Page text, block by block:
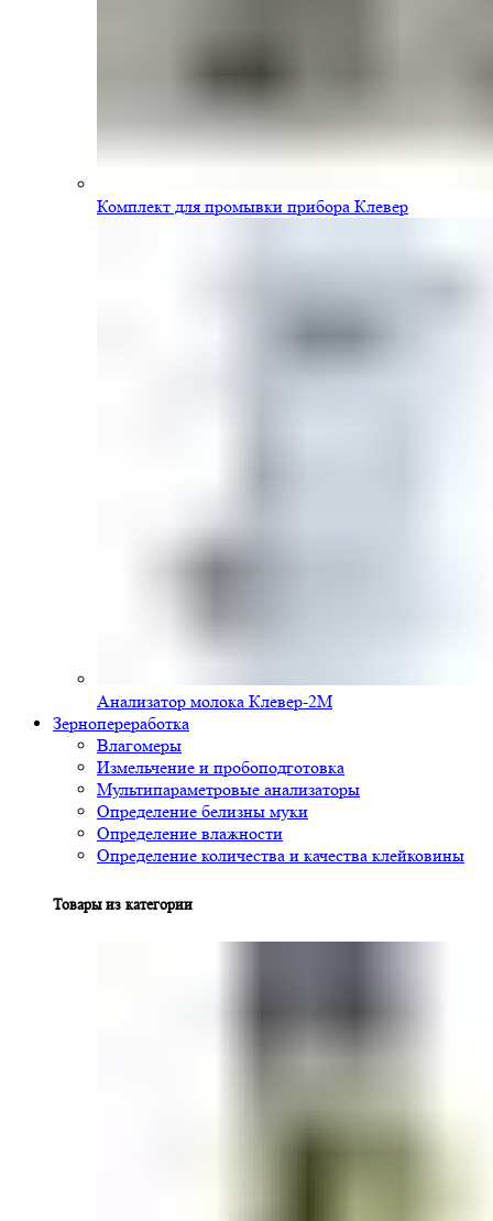
Комплект для промывки прибора Клевер
Анализатор молока Клевер-2М
Зернопереработка
Влагомеры
Измельчение и пробоподготовка
Мультипараметровые анализаторы
Определение белизны муки
Определение влажности
Определение количества и качества клейковины
Товары из категории